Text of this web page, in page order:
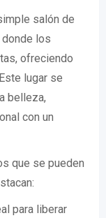
salón de
donde los
ofreciendo
lugar se
belleza,
con un
que se pueden
para liberar